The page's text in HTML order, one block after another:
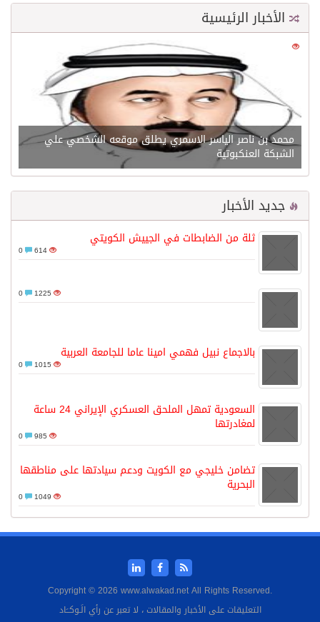
الأخبار الرئيسية
21594
محمد بن ناصر الياسر الاسمري يطلق موقعه الشخصي علي
الشبكة العنكبوتية
جديد الأخبار
ثلة من الضابطات في الجييش الكويتي
614
1225
بالاجماع نبيل فهمي امينا عاما للجامعة العربية
1015
السعودية تمهل الملحق العسكري الإيراني 24 ساعة
لمغادرتها
985
تضامن خليجي مع الكويت ودعم سيادتها على مناطقها
البحرية
1049
Copyright © 2026 www.alwakad.net All Rights Reserved.
التعليقات على الأخبار والمقالات ، لا تعبر عن رأي الَـوكــَاد